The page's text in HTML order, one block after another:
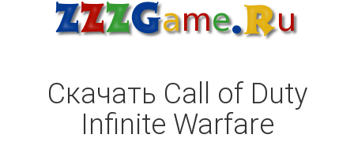
Скачать Call of Duty
Infinite Warfare